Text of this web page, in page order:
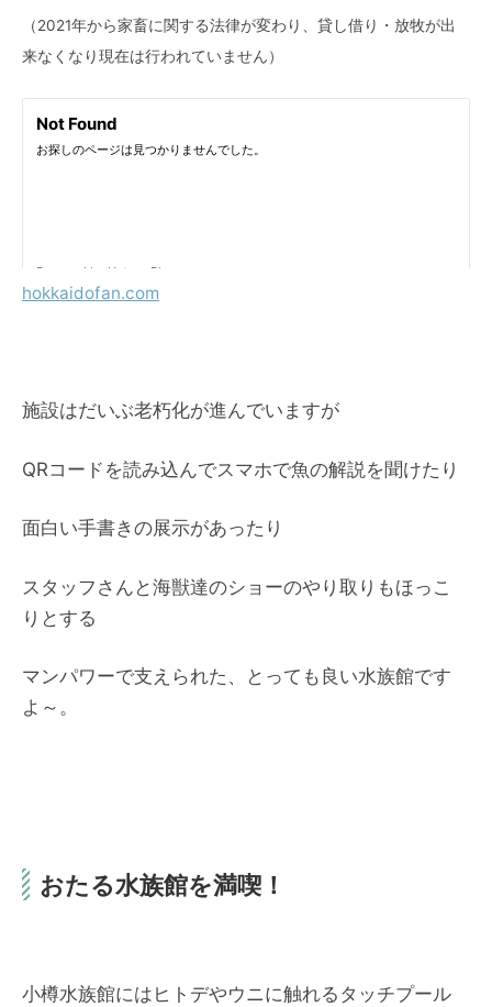
（2021年から家畜に関する法律が変わり、貸し借り・放牧が出
来なくなり現在は行われていません）
hokkaidofan.com
施設はだいぶ老朽化が進んでいますが
QRコードを読み込んでスマホで魚の解説を聞けたり
面白い手書きの展示があったり
スタッフさんと海獣達のショーのやり取りもほっこ
りとする
マンパワーで支えられた、とっても良い水族館です
よ～。
おたる水族館を満喫！
小樽水族館にはヒトデやウニに触れるタッチプール